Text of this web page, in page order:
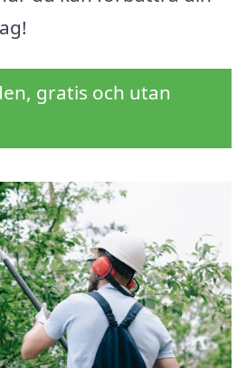
gratis och utan